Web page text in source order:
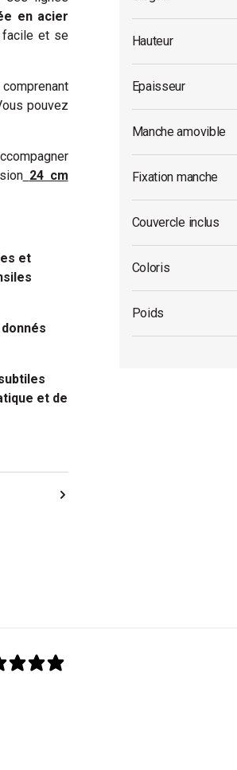
Hauteur
Epaisseur
Manche amovible
Fixation manche
Couvercle inclus
Coloris
Poids
en acier
facile et se
pouvez
24 cm
et
donnés
et de